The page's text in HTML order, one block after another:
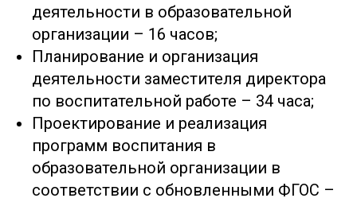
деятельности в образовательной
организации – 16 часов;
Планирование и организация
деятельности заместителя директора
по воспитательной работе – 34 часа;
Проектирование и реализация
программ воспитания в
образовательной организации в
соответствии с обновленными ФГОС –